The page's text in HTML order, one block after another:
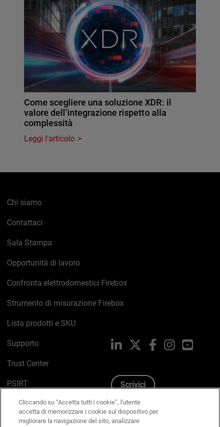
Come scegliere una soluzione XDR: il
valore dell’integrazione rispetto alla
complessità
Leggi l'articolo
Chi siamo
Contattaci
Sala Stampa
Opportunità di lavoro
Confronta elettrodomestici Firebox
Strumento di misurazione Firebox
Lista prodotti e SKU
Supporto
Trust Center
PSIRT
Politica sui cookie
Informativa sulla privacy
LinkedIn FacebookInstagram
Scrivici
Cliccando su “Accetta tutti i cookie”, l'utente
accetta di memorizzare i cookie sul dispositivo per
migliorare la navigazione del sito, analizzare